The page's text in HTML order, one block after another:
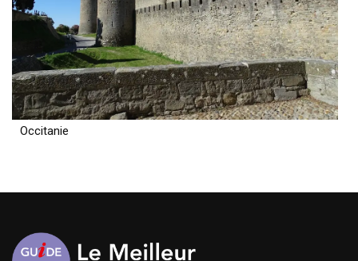
Occitanie